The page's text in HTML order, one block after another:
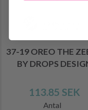
37-19 OREO THE
BY DROPS
113.85 SEK
Antal